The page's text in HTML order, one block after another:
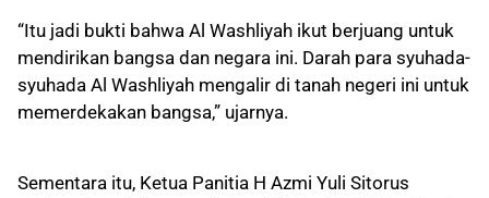
“Itu jadi bukti bahwa Al Washliyah ikut berjuang untuk
mendirikan bangsa dan negara ini. Darah para syuhada-
syuhada Al Washliyah mengalir di tanah negeri ini untuk
memerdekakan bangsa,” ujarnya.
Sementara itu, Ketua Panitia H Azmi Yuli Sitorus